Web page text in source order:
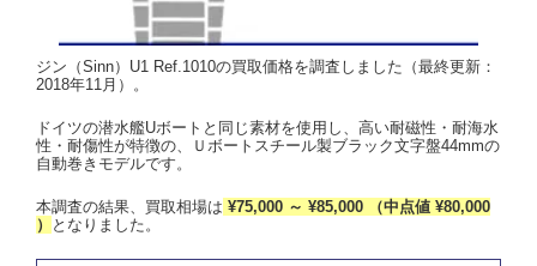
ジン（Sinn）U1 Ref.1010の買取価格を調査しました（最終更新：
2018年11月）。
ドイツの潜水艦Uボートと同じ素材を使用し、高い耐磁性・耐海水
性・耐傷性が特徴の、Ｕボートスチール製ブラック文字盤44mmの
自動巻きモデルです。
本調査の結果、買取相場は ¥75,000 ～ ¥85,000 （中点値 ¥80,000
）
となりました。